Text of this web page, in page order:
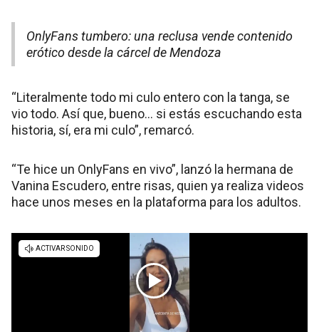
OnlyFans tumbero: una reclusa vende contenido
erótico desde la cárcel de Mendoza
“Literalmente todo mi culo entero con la tanga, se
vio todo. Así que, bueno… si estás escuchando esta
historia, sí, era mi culo”, remarcó.
“Te hice un OnlyFans en vivo”, lanzó la hermana de
Vanina Escudero, entre risas, quien ya realiza videos
hace unos meses en la plataforma para los adultos.